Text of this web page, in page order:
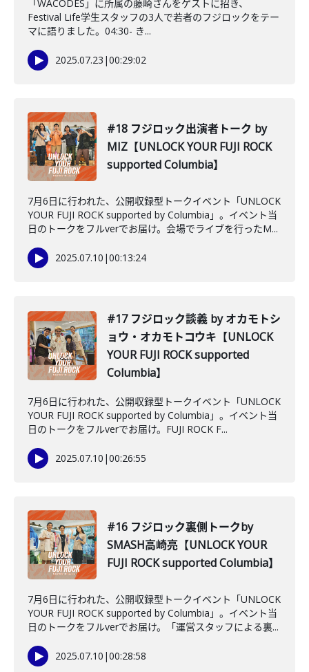
「WACODES」に所属の藤崎さんをゲストに招き、
Festival Life学生スタッフの3人で若者のフジロックをテー
マに語りました。04:30- き...
2025.07.23 |00:29:02
#18 フジロック出演者トーク by
MIZ【UNLOCK YOUR FUJI ROCK
supported Columbia】
7月6日に行われた、公開収録型トークイベント「UNLOCK
YOUR FUJI ROCK supported by Columbia」。イベント当
日のトークをフルverでお届け。会場でライブを行ったM...
2025.07.10 |00:13:24
#17 フジロック談義 by オカモトシ
ョウ・オカモトコウキ【UNLOCK
YOUR FUJI ROCK supported
Columbia】
7月6日に行われた、公開収録型トークイベント「UNLOCK
YOUR FUJI ROCK supported by Columbia」。イベント当
日のトークをフルverでお届け。FUJI ROCK F...
2025.07.10 |00:26:55
#16 フジロック裏側トークby
SMASH高崎亮【UNLOCK YOUR
FUJI ROCK supported Columbia】
7月6日に行われた、公開収録型トークイベント「UNLOCK
YOUR FUJI ROCK supported by Columbia」。イベント当
日のトークをフルverでお届け。「運営スタッフによる裏...
2025.07.10 |00:28:58